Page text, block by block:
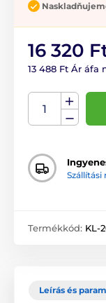
16 320
13 488 Ft Ár áfa
Szállítási
Termékkód: KL-
Leírás és